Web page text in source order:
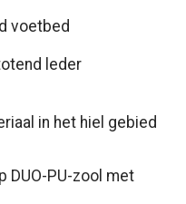
voetbed
leder
in het hiel gebied
DUO-PU-zool met